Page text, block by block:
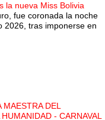
la nueva Miss Bolivia
fue coronada la noche
2026, tras imponerse en
DEL
- CARNAVAL